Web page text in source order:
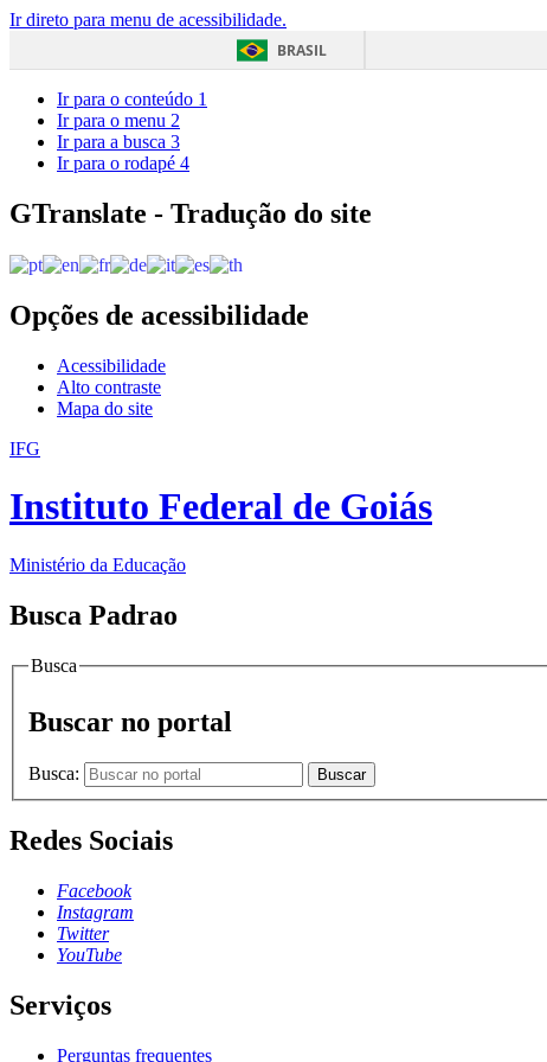
Ir direto para menu de acessibilidade.
BRASIL
Ir para o conteúdo 1
Ir para o menu 2
Ir para a busca 3
Ir para o rodapé 4
GTranslate - Tradução do site
Opções de acessibilidade
Acessibilidade
Alto contraste
Mapa do site
IFG
Instituto Federal de Goiás
Ministério da Educação
Busca Padrao
Busca
Buscar no portal
Busca: Buscar
Redes Sociais
Facebook
Instagram
Twitter
YouTube
Serviços
Perguntas frequentes